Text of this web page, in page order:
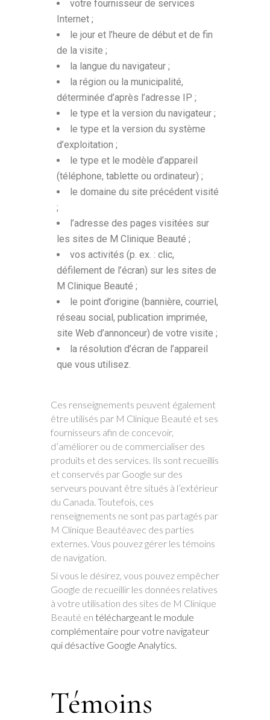
votre fournisseur de services
Internet ;
le jour et l’heure de début et de fin
de la visite ;
la langue du navigateur ;
la région ou la municipalité,
déterminée d’après l’adresse IP ;
le type et la version du navigateur ;
le type et la version du système
d’exploitation ;
le type et le modèle d’appareil
(téléphone, tablette ou ordinateur) ;
le domaine du site précédent visité
;
l’adresse des pages visitées sur
les sites de M Clinique Beauté ;
vos activités (p. ex. : clic,
défilement de l’écran) sur les sites de
M Clinique Beauté ;
le point d’origine (bannière, courriel,
réseau social, publication imprimée,
site Web d’annonceur) de votre visite ;
la résolution d’écran de l’appareil
que vous utilisez.
Ces renseignements peuvent également
être utilisés par M Clinique Beauté et ses
fournisseurs afin de concevoir,
d’améliorer ou de commercialiser des
produits et des services. Ils sont recueillis
et conservés par Google sur des
serveurs pouvant être situés à l’extérieur
du Canada. Toutefois, ces
renseignements ne sont pas partagés par
M Clinique Beautéavec des parties
externes. Vous pouvez gérer les témoins
de navigation.
Si vous le désirez, vous pouvez empêcher
Google de recueillir les données relatives
à votre utilisation des sites de M Clinique
Beauté en téléchargeant le module
complémentaire pour votre navigateur
qui désactive Google Analytics.
Témoins